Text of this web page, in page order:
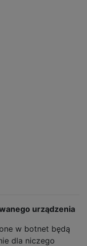
urządzenia
w botnet będą
dla niczego